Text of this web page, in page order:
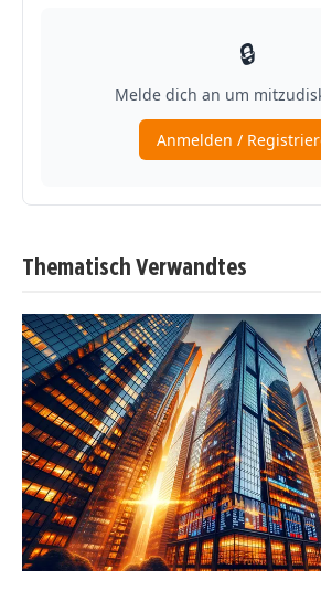
Thematisch Verwandtes